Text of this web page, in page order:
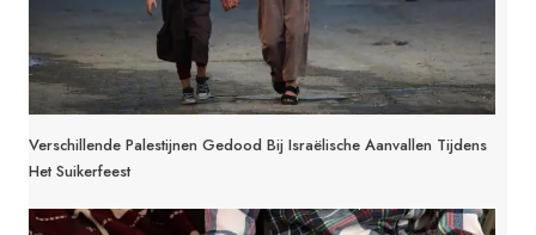
Verschillende Palestijnen Gedood Bij Israëlische Aanvallen Tijdens
Het Suikerfeest